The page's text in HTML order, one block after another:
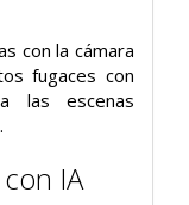
con la cámara
fugaces con
las escenas
IA